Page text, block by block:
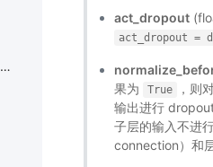
act_dropout
act_dropout =
果为
True
，则
输出进行
子层的输入不进
connection）和